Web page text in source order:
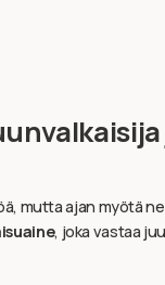
mutta ajan myötä
, joka vastaa